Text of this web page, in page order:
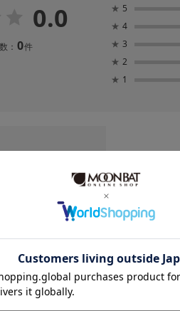
0.0
： 0件
★ 5
★ 4
★ 3
★ 2
★ 1
レビューはありません。